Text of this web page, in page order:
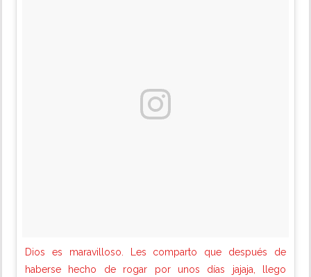
Dios es maravilloso. Les comparto que después de
haberse hecho de rogar por unos días jajaja, llego